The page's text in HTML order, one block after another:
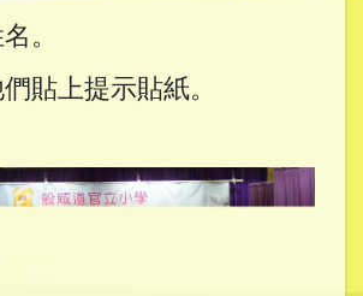
。
貼上提示貼紙。